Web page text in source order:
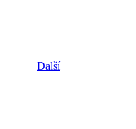
Další